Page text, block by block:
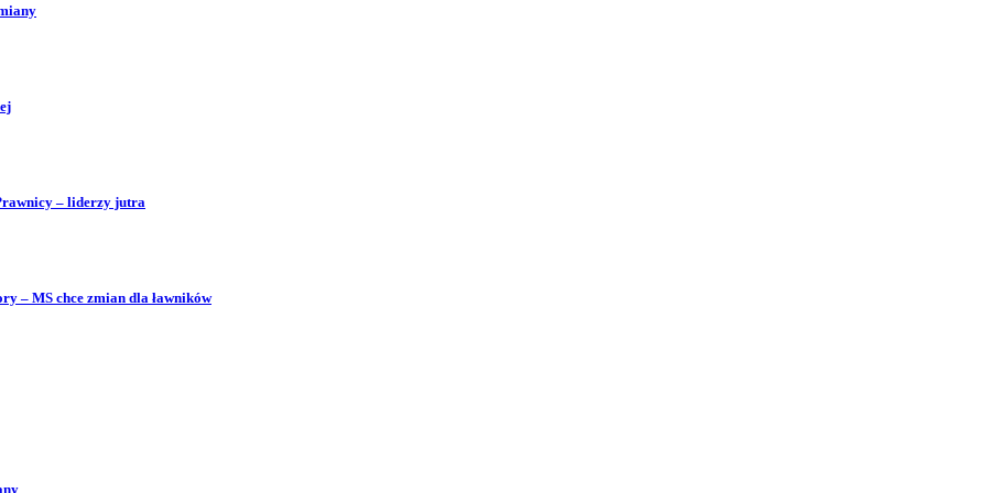
– liderzy jutra
– MS chce zmian dla ławników